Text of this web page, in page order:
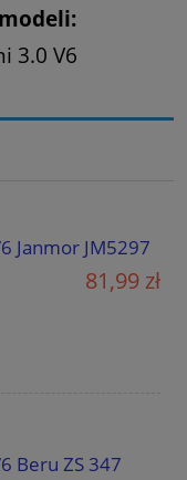
3.0 V6
Janmor JM5297
81,99 zł
Beru ZS 347